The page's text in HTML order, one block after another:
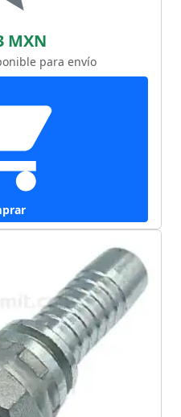
MXN
para envío